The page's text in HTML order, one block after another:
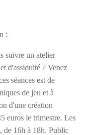
:
suivre un atelier
d'assiduité ? Venez
séances est de
de jeu et à
d'une création
euros le trimestre. Les
de 16h à 18h. Public